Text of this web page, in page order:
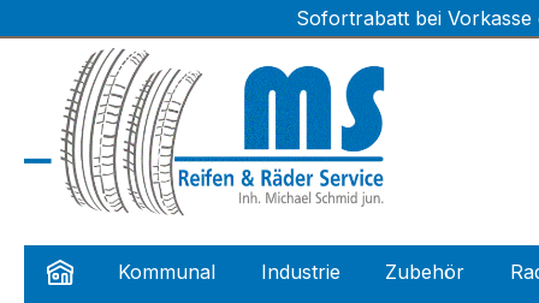
Zur Hauptnavigation springenSofortrabatt bei
Kommunal Industrie Zubehör